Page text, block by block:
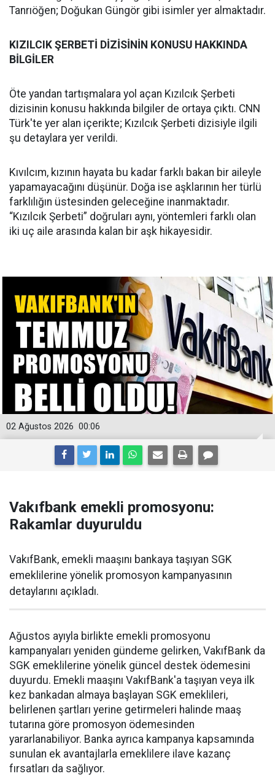
Tanrıöğen; Doğukan Güngör gibi isimler yer almaktadır.
KIZILCIK ŞERBETİ DİZİSİNİN KONUSU HAKKINDA
BİLGİLER
Öte yandan tartışmalara yol açan Kızılcık Şerbeti
dizisinin konusu hakkında bilgiler de ortaya çıktı. CNN
Türk'te yer alan içerikte; Kızılcık Şerbeti dizisiyle ilgili
şu detaylara yer verildi.
Kıvılcım, kızının hayata bu kadar farklı bakan bir aileyle
yapamayacağını düşünür. Doğa ise aşklarının her türlü
farklılığın üstesinden geleceğine inanmaktadır.
“Kızılcık Şerbeti” doğruları aynı, yöntemleri farklı olan
iki uç aile arasında kalan bir aşk hikayesidir.
00:06
02 Ağustos 2026
Vakıfbank emekli promosyonu:
Rakamlar duyuruldu
VakıfBank, emekli maaşını bankaya taşıyan SGK
emeklilerine yönelik promosyon kampanyasının
detaylarını açıkladı.
Ağustos ayıyla birlikte emekli promosyonu
kampanyaları yeniden gündeme gelirken, VakıfBank da
SGK emeklilerine yönelik güncel destek ödemesini
duyurdu. Emekli maaşını VakıfBank'a taşıyan veya ilk
kez bankadan almaya başlayan SGK emeklileri,
belirlenen şartları yerine getirmeleri halinde maaş
tutarına göre promosyon ödemesinden
yararlanabiliyor. Banka ayrıca kampanya kapsamında
sunulan ek avantajlarla emeklilere ilave kazanç
fırsatları da sağlıyor.